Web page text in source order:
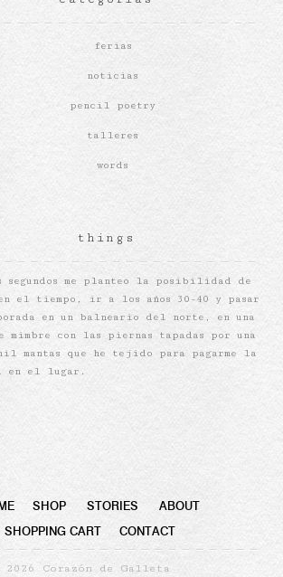
ferias
noticias
pencil poetry
talleres
words
things
segundos me planteo la posibilidad de
el tiempo, ir a los años 30-40 y pasar
en un balneario del norte, en una
con las piernas tapadas por una
mantas que he tejido para pagarme la
en el lugar.
SHOP STORIES
ABOUT
SHOPPING CART
CONTACT
2026 Corazón de Galleta